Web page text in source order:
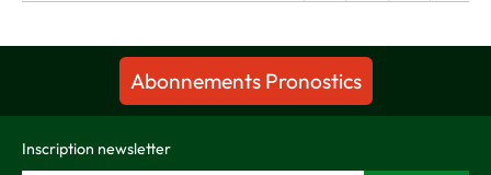
Abonnements Pronostics
Inscription newsletter